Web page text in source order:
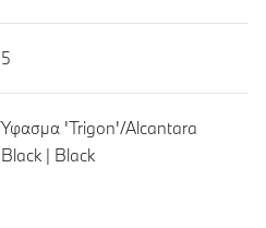
5
Ύφασμα 'Trigon'/Alcantara
Black | Black